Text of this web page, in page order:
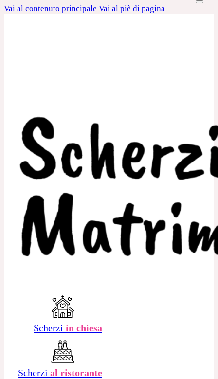
Vai al contenuto principale Vai al piè di pagina
Scherzi in chiesa
Scherzi al ristorante